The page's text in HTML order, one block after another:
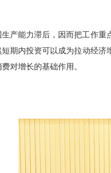
能力滞后，因而把工作重
期内投资可以成为拉动经
对增长的基础作用。